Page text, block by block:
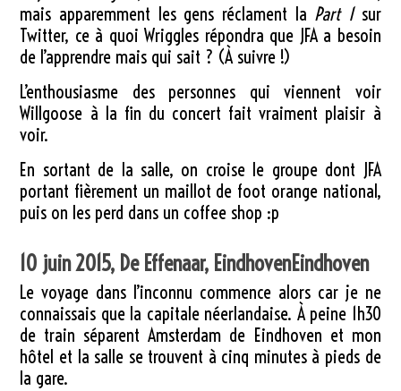
mais apparemment les gens réclament la Part 1sur
Twitter, ce à quoi Wriggles répondra que JFA a besoin
de l’apprendre mais qui sait ? (À suivre !)
L’enthousiasme des personnes qui viennent voir
Willgoose à la fin du concert fait vraiment plaisir à
voir.
En sortant de la salle, on croise le groupe dont JFA
portant fièrement un maillot de foot orange national,
puis on les perd dans un coffee shop :p
10 juin 2015, De Effenaar, EindhovenEindhoven
Le voyage dans l’inconnu commence alors car je ne
connaissais que la capitale néerlandaise. À peine 1h30
de train séparent Amsterdam de Eindhoven et mon
hôtel et la salle se trouvent à cinq minutes à pieds de
la gare.